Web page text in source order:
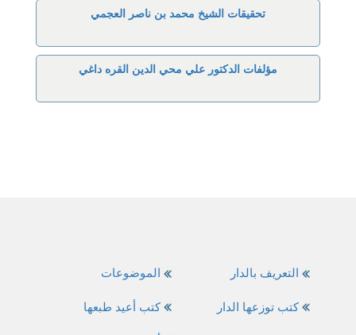
تحقيقات الشيخ محمد بن ناصر العجمي
مؤلفات الدكتور علي محي الدين القره داغي
الموضوعات
كتب أعيد طبعها
التعريف بالدار
كتب توزعها الدار